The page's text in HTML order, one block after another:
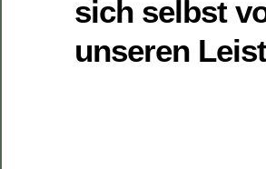
sich selbst
unseren